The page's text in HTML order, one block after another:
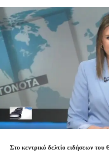
Στο κεντρικό δελτίο ειδήσεων